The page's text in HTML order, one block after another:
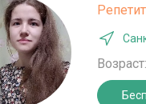
Возраст: